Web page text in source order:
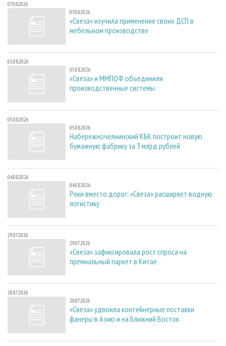
07.08.2026
07.08.2026
«Свеза» изучила применение своих ДСП в
мебельном производстве
05.08.2026
05.08.2026
«Свеза» и ММПОФ объединили
производственные системы
05.08.2026
05.08.2026
Набережночелнинский КБК построит новую
бумажную фабрику за 3 млрд рублей
04.08.2026
04.08.2026
Реки вместо дорог: «Свеза» расширяет водную
логистику
29.07.2026
29.07.2026
«Свеза» зафиксировала рост спроса на
премиальный паркет в Китае
20.07.2026
20.07.2026
«Свеза» удвоила контейнерные поставки
фанеры в Азию и на Ближний Восток